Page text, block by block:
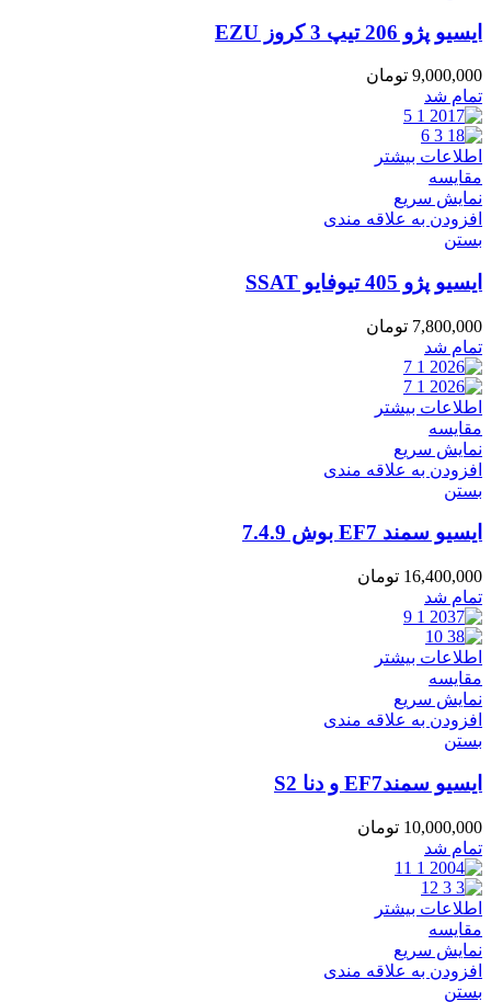
ایسیو پژو 206 تیپ 3 کروز EZU
9,000,000 تومان
تمام شد
اطلاعات بیشتر
مقایسه
نمایش سریع
افزودن به علاقه مندی
بستن
ایسیو پژو 405 تیوفایو SSAT
7,800,000 تومان
تمام شد
اطلاعات بیشتر
مقایسه
نمایش سریع
افزودن به علاقه مندی
بستن
ایسیو سمند EF7 بوش 7.4.9
16,400,000 تومان
تمام شد
اطلاعات بیشتر
مقایسه
نمایش سریع
افزودن به علاقه مندی
بستن
ایسیو سمندEF7 و دنا S2
10,000,000 تومان
تمام شد
اطلاعات بیشتر
مقایسه
نمایش سریع
افزودن به علاقه مندی
بستن